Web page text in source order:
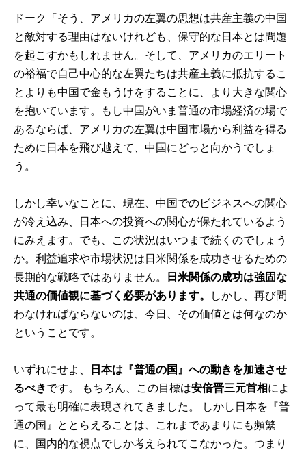
ドーク「そう、アメリカの左翼の思想は共産主義の中国
と敵対する理由はないけれども、保守的な日本とは問題
を起こすかもしれません。そして、アメリカのエリート
の裕福で自己中心的な左翼たちは共産主義に抵抗するこ
とよりも中国で金もうけをすることに、より大きな関心
を抱いています。もし中国がいま普通の市場経済の場で
あるならば、アメリカの左翼は中国市場から利益を得る
ために日本を飛び越えて、中国にどっと向かうでしょ
う。
しかし幸いなことに、現在、中国でのビジネスへの関心
が冷え込み、日本への投資への関心が保たれているよう
にみえます。でも、この状況はいつまで続くのでしょう
か。利益追求や市場状況は日米関係を成功させるための
長期的な戦略ではありません。
日米関係の成功は強固な
共通の価値観に基づく必要があります。
しかし、再び問
わなければならないのは、今日、その価値とは何なのか
ということです。
いずれにせよ、
日本は『普通の国』への動きを加速させ
るべきです。 もちろん、この目標は安倍晋三元首相によ
って最も明確に表現されてきました。 しかし日本を『普
通の国』ととらえることは、これまであまりにも頻繁
に、国内的な視点でしか考えられてこなかった。つまり